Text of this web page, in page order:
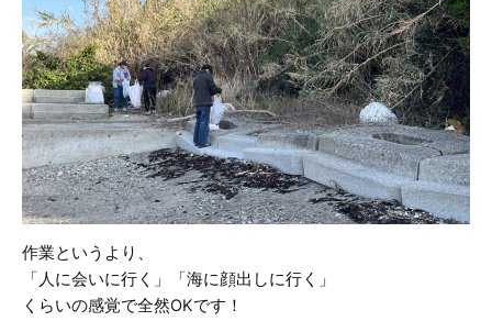
作業というより、
「人に会いに行く」「海に顔出しに行く」
くらいの感覚で全然OKです！